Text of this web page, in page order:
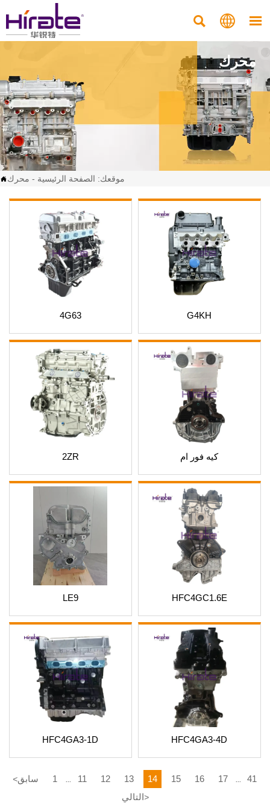
  
محرك
 موقعك: الصفحة الرئيسية - محرك
4G63 G4KH
2ZR كيه فور ام
LE9 HFC4GC1.6E
HFC4GA3-1D HFC4GA3-4D
<سابق 1 11 12 13 14 15 16 17
41
التالي>